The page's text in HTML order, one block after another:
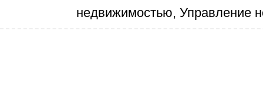
недвижимостью, Управление